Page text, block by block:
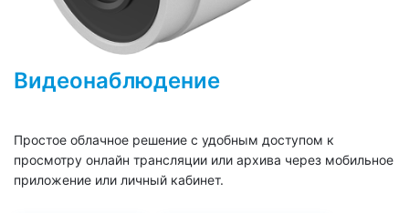
Видеонаблюдение
Простое облачное решение с удобным доступом к
просмотру онлайн трансляции или архива через мобильное
приложение или личный кабинет.